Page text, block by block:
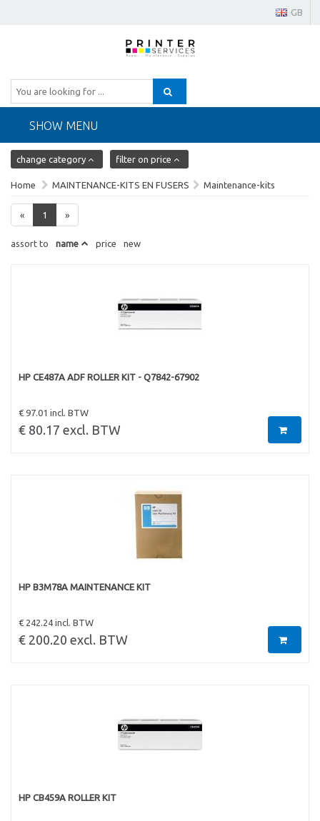
GB
SHOW MENU
change category filter on price
Home MAINTENANCE-KITS EN FUSERS Maintenance-kits
« 1 »
assort to name price new
HP CE487A ADF ROLLER KIT - Q7842-67902
€ 97.01 incl. BTW
€ 80.17 excl. BTW
HP B3M78A MAINTENANCE KIT
€ 242.24 incl. BTW
€ 200.20 excl. BTW
HP CB459A ROLLER KIT